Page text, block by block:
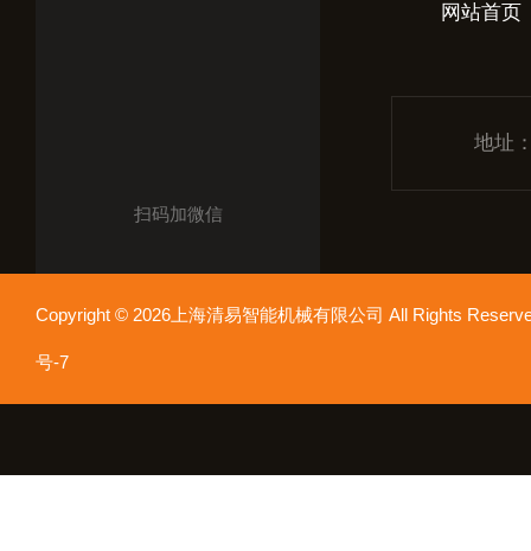
扫码加微信
网站首页
地址
Copyright © 2026上海清易智能机械有限公司 All Rights
号-7